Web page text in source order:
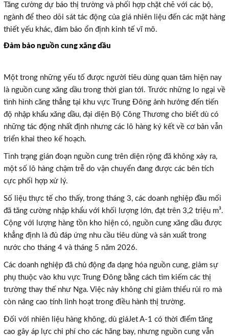
Tăng cường dự báo thị trường và phối hợp chặt chẽ với các bộ,
ngành để theo dõi sát tác động của giá nhiên liệu đến các mặt hàng
thiết yếu khác, đảm bảo ổn định kinh tế vĩ mô.
Đảm bảo nguồn cung xăng dầu
Một trong những yếu tố được người tiêu dùng quan tâm hiện nay
là nguồn cung xăng dầu trong thời gian tới. Trước những lo ngại về
tình hình căng thẳng tại khu vực Trung Đông ảnh hưởng đến tiến
độ nhập khẩu xăng dầu, đại diện Bộ Công Thương cho biết dù có
những tác động nhất định nhưng các lô hàng ký kết về cơ bản vẫn
triển khai theo kế hoạch.
Tình trạng gián đoạn nguồn cung trên diện rộng đã không xảy ra,
một số lô hàng chậm trễ do vận chuyển đang được các bên tích
cực phối hợp xử lý.
Số liệu thực tế cho thấy, trong tháng 3, các doanh nghiệp đầu mối
đã tăng cường nhập khẩu với khối lượng lớn, đạt trên 3,2 triệu m³.
Cộng với lượng hàng tồn kho hiện có, nguồn cung xăng dầu được
khẳng định là đủ đáp ứng nhu cầu tiêu dùng và sản xuất trong
nước cho tháng 4 và tháng 5 năm 2026.
Các doanh nghiệp đã chủ động đa dạng hóa nguồn cung, giảm sự
phụ thuộc vào khu vực Trung Đông bằng cách tìm kiếm các thị
trường thay thế như Nga. Việc này không chỉ giảm thiểu rủi ro mà
còn nâng cao tính linh hoạt trong điều hành thị trường.
Đối với nhiên liệu hàng không, dù giáJet A-1 có thời điểm tăng
cao gây áp lực chi phí cho các hãng bay, nhưng nguồn cung vẫn